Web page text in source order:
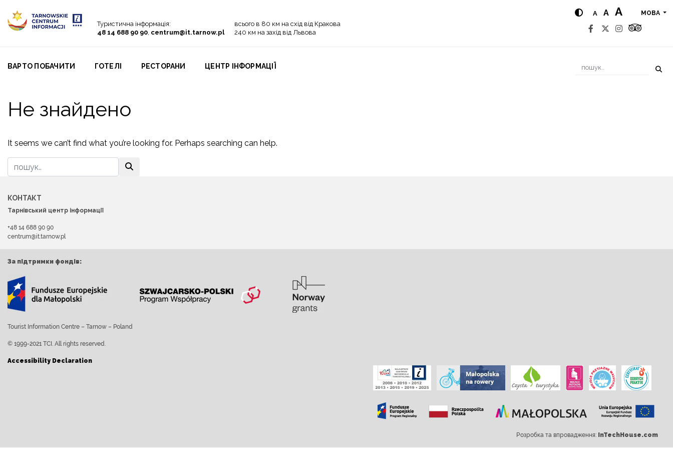
Туристична інформація:
48 14 688 90 90, centrum@it.tarnow.pl
всього в 80 км на схід від Кракова
240 км на захід від Львова
A A A МОВА
ВАРТО ПОБАЧИТИ ГОТЕЛІ PЕСТОРАНИ ЦЕНТР ІНФОРМАЦІЇ
Не знайдено
It seems we can’t find what you’re looking for. Perhaps searching can help.
КОНТАКТ
Тарнівський центр інформації
+48 14 688 90 90
centrum@it.tarnow.pl
За підтримки фондів:
Tourist Information Centre – Tarnow – Poland
© 1999-2021 TCI. All rights reserved.
Accessibility Declaration
Розробка та впровадження: InTechHouse.com